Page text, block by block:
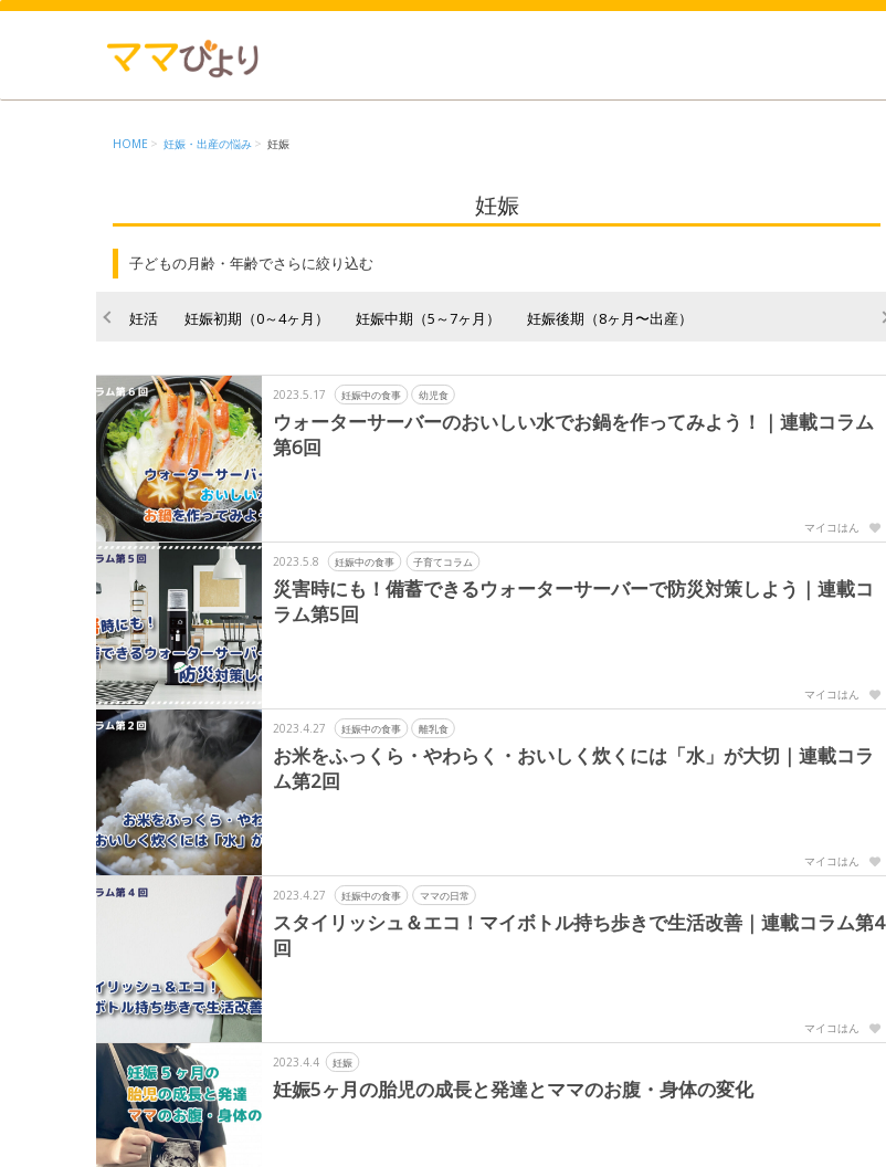
HOME 妊娠・出産の悩み 妊娠
妊娠
子どもの月齢・年齢でさらに絞り込む
妊活 妊娠初期（0～4ヶ月） 妊娠中期（5～7ヶ月） 妊娠後期（8ヶ月〜出産）
2023.5.17 妊娠中の食事 幼児食
ウォーターサーバーのおいしい水でお鍋を作ってみよう！｜連載コラム
第6回
マイコはん
2023.5.8 妊娠中の食事 子育てコラム
災害時にも！備蓄できるウォーターサーバーで防災対策しよう｜連載コ
ラム第5回
マイコはん
2023.4.27 妊娠中の食事 離乳食
お米をふっくら・やわらく・おいしく炊くには「水」が大切｜連載コラ
ム第2回
マイコはん
2023.4.27 妊娠中の食事 ママの日常
スタイリッシュ＆エコ！マイボトル持ち歩きで生活改善｜連載コラム第4
回
マイコはん
2023.4.4 妊娠
妊娠5ヶ月の胎児の成長と発達とママのお腹・身体の変化